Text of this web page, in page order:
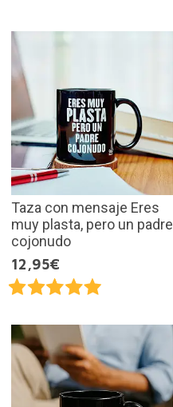
Taza con mensaje Eres
muy plasta, pero un padre
cojonudo
12,95€